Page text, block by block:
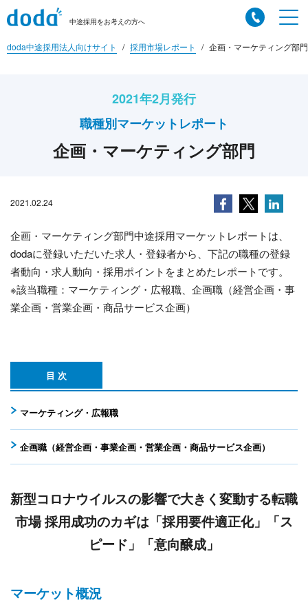
中途採用をお考えの方へ
doda中途採用法人向けサイト 採用市場レポート 企画・マーケティング部
2021年2月発行
職種別マーケットレポート
企画・マーケティング部門
2021.02.24
企画・マーケティング部門中途採用マーケットレポートは、
dodaに登録いただいた求人・登録者から、下記の職種の登録
者動向・求人動向・採用ポイントをまとめたレポートです。
※該当職種：マーケティング・広報職、企画職（経営企画・事
業企画・営業企画・商品サービス企画）
目 次
マーケティング・広報職
企画職（経営企画・事業企画・営業企画・商品サービス企画）
新型コロナウイルスの影響で大きく変動する転職
市場採用成功のカギは「採用要件適正化」「ス
ピード」「意向醸成」
マーケット概況